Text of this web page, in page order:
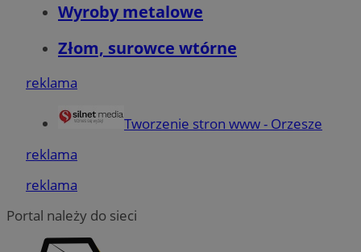
Wyroby metalowe
Złom, surowce wtórne
reklama
Tworzenie stron www - Orzesze
reklama
reklama
Portal należy do sieci
Google Privacy Policy